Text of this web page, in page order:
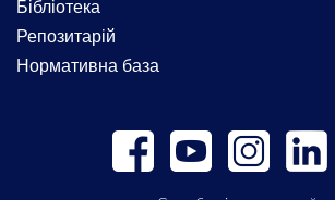
Бібліотека
Репозитарій
Нормативна база